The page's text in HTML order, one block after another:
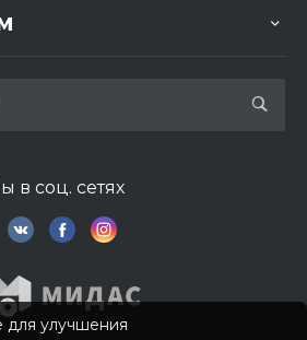
в соц. сетях
для улучшения